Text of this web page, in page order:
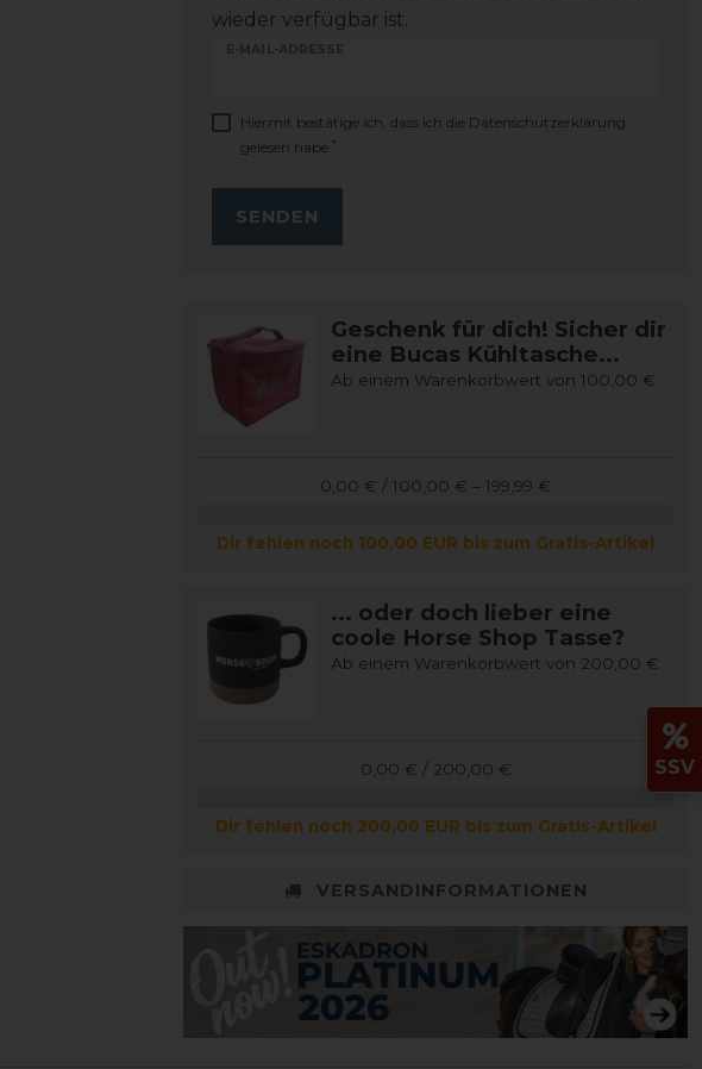
wieder verfügbar ist.
E-MAIL-ADRESSE
Hiermit bestätige ich, dass ich die Daten­schutz­erklärung
gelesen habe. *
SENDEN
Geschenk für dich! Sicher dir
eine Bucas Kühltasche...
Ab einem Warenkorbwert von 100,00 €
0,00 € / 100,00 € – 199,99 €
Dir fehlen noch 100,00 EUR bis zum Gratis-Artikel
... oder doch lieber eine
coole Horse Shop Tasse?
Ab einem Warenkorbwert von 200,00 €
0,00 € / 200,00 €
Dir fehlen noch 200,00 EUR bis zum Gratis-Artikel
VERSANDINFORMATIONEN
SSV